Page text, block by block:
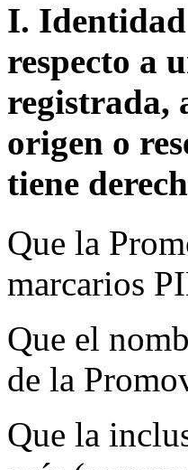
I.
respecto a
registrada,
origen o
tiene
Que la
marcarios
Que el
de la
Que la